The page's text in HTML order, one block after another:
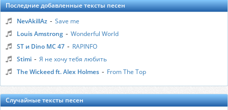
Последние добавленные тексты песен
NevAkillAz - Save me
Louis Amstrong - Wonderful World
ST и Dino MC 47 - RAPINFO
Stimi - Я не хочу тебя любить
The Wickeed ft. Alex Holmes - From The Top
Случайные тексты песен